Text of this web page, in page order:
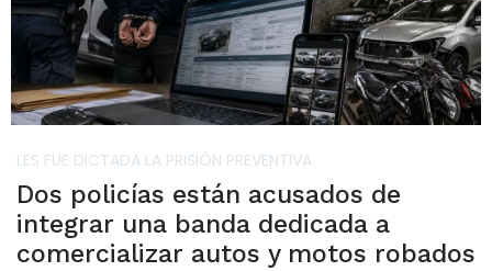
LES FUE DICTADA LA PRISIÓN PREVENTIVA
Dos policías están acusados de
integrar una banda dedicada a
comercializar autos y motos robados